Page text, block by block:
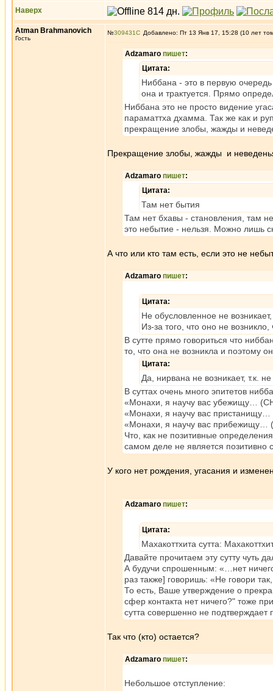
Наверх
Atman Brahmanovich
Гость
№309431 Добавлено: Пт 13 Янв 17, 15:28 (10 лет
Adzamaro пишет:
Цитата:
Ниббана - это в первую очередь
она и трактуется. Прямо
Ниббана это не просто видение
параматтха дхамма. Так же как и
прекращение злобы, жажды и
Прекращение злобы, жажды и
Adzamaro пишет:
Цитата:
Там нет бытия
Там нет бхавы - становления, там
это небытие - нельзя. Можно лишь
А что или кто там есть, если это не
Adzamaro пишет:
Цитата:
Не обусловленное не
Из-за того, что оно не
В сутте прямо говориться что
то, что она не возникла и поэтому
Цитата:
Да, нирвана не возникает, т.к.
В суттах очень много эпитетов
«Монахи, я научу вас убежищу…
«Монахи, я научу вас
«Монахи, я научу вас прибежищу…
Что, как не позитивные
самом деле не является
У кого нет рождения, угасания и
Adzamaro пишет:
Цитата:
Махакоттхита сутта:
Давайте прочитаем эту сутту чуть
А будучи спрошенным: «…нет
раз также] говоришь: «Не говори
То есть, Ваше утверждение о
сфер контакта нет ничего?" тоже
сутта совершенно не
Так что (кто) остается?
Adzamaro пишет:
Небольшое отступление: